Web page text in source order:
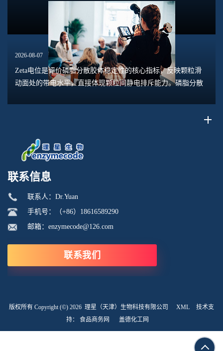
2026-08-07
Zeta电位是评价磷脂分散胶体稳定性的核心指标，反映颗粒滑
动面处的带电水平，直接体现颗粒间静电排斥能力。磷脂分散
联系信息
联系人：Dr.Yuan
手机号：（+86）18616589290
邮箱：enzymecode@126.com
联系我们
版权所有 Copyright (©) 2026 理星（天津）生物科技有限公司 XML
技术支
持： 食品商务网 盖德化工网